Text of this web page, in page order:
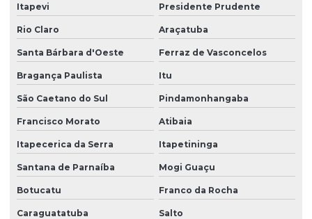
Itapevi Presidente Prudente
Rio Claro Araçatuba
Santa Bárbara d'Oeste Ferraz de Vasconcelos
Bragança Paulista Itu
São Caetano do Sul Pindamonhangaba
Francisco Morato Atibaia
Itapecerica da Serra Itapetininga
Santana de Parnaíba Mogi Guaçu
Botucatu Franco da Rocha
Caraguatatuba Salto